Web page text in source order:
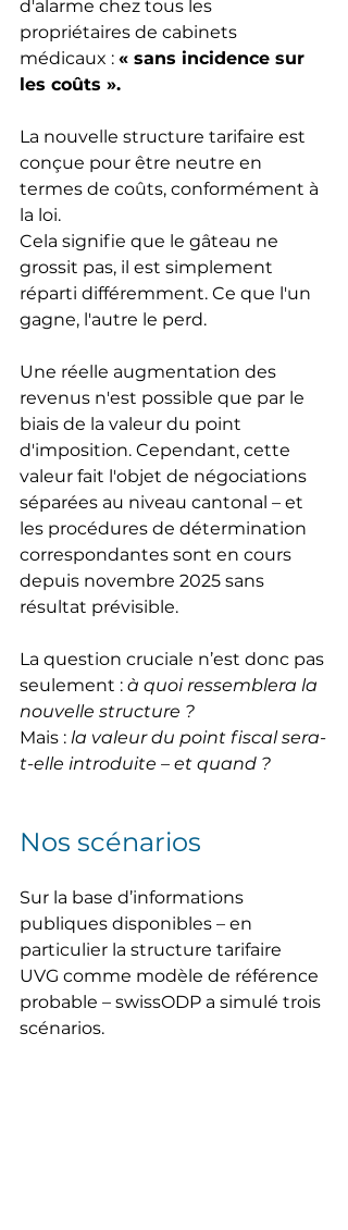
d'alarme chez tous les
propriétaires de cabinets
médicaux : « sans incidence sur
les coûts ».
La nouvelle structure tarifaire est
conçue pour être neutre en
termes de coûts, conformément à
la loi.
Cela signifie que le gâteau ne
grossit pas, il est simplement
réparti différemment. Ce que l'un
gagne, l'autre le perd.
Une réelle augmentation des
revenus n'est possible que par le
biais de la valeur du point
d'imposition. Cependant, cette
valeur fait l'objet de négociations
séparées au niveau cantonal – et
les procédures de détermination
correspondantes sont en cours
depuis novembre 2025 sans
résultat prévisible.
La question cruciale n’est donc pas
seulement : à quoi ressemblera la
nouvelle structure ?
Mais : la valeur du point fiscal sera-
t-elle introduite – et quand ?
Nos scénarios
Sur la base d’informations
publiques disponibles – en
particulier la structure tarifaire
UVG comme modèle de référence
probable – swissODP a simulé trois
scénarios.